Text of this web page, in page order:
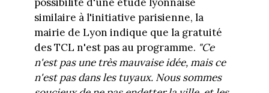
similaire à l'initiative parisienne, la
mairie de Lyon indique que la gratuité
des TCL n'est pas au programme. "Ce
n'est pas une très mauvaise idée, mais ce
n'est pas dans les tuyaux. Nous sommes